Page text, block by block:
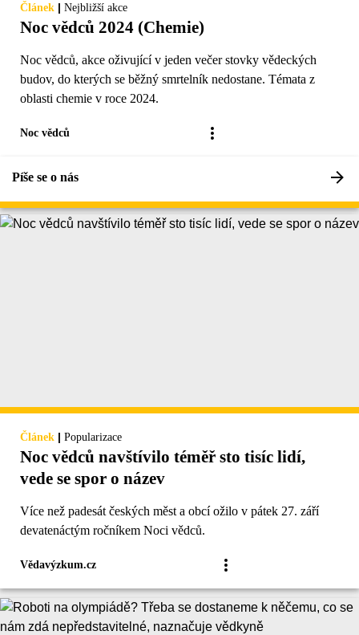
Článek | Nejbližší akce
Noc vědců 2024 (Chemie)
Noc vědců, akce oživující v jeden večer stovky vědeckých
budov, do kterých se běžný smrtelník nedostane. Témata z
oblasti chemie v roce 2024.
Noc vědců
Píše se o nás
Článek | Popularizace
Noc vědců navštívilo téměř sto tisíc lidí,
vede se spor o název
Více než padesát českých měst a obcí ožilo v pátek 27. září
devatenáctým ročníkem Noci vědců.
Vědavýzkum.cz